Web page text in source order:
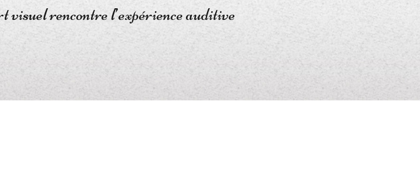
visuel rencontre l’expérience auditive